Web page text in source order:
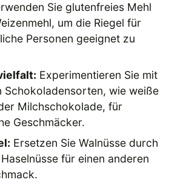
Sie glutenfreies Mehl
um die Riegel für
Personen geeignet zu
Experimentieren Sie mit
Schokoladensorten, wie weiße
Milchschokolade, für
Geschmäcker.
Ersetzen Sie Walnüsse durch
für einen anderen